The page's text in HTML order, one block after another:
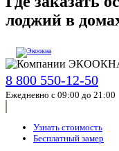
лоджий в
8 800 550-12-50
Ежедневно с 09:00 до 21:00
Узнать стоимость
Бесплатный замер